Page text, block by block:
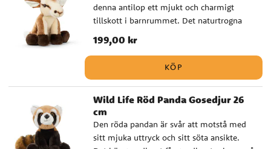
denna antilop ett mjukt och charmigt
tillskott i barnrummet. Det naturtrogna
utseendet ger gosedjuret en
verklighetstrogen känsla som gör det extra
fint både som lekvän och som dekorativ
detalj. Det här är ett gosedjur som passar
lika bra till den lilla djurälskaren som till
den som söker en uppskattad present till
babyshower, dop eller födelsedag. ✔️
Naturtroget gosedjur med hög kvalitet ✔️
Godkänd för spädbarn från 0 månader ✔️
Pris:199,00 kr
199,00 kr
KÖP
Wild Life Röd Panda Gosedjur 26
cm
Den röda pandan är svår att motstå med
sitt mjuka uttryck och sitt söta ansikte.